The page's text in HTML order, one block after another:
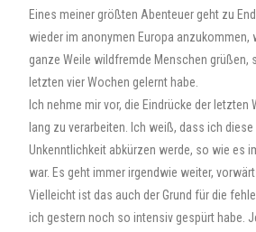
Eines meiner größten Abenteuer geht zu
wieder im anonymen Europa anzukommen,
ganze Weile wildfremde Menschen grüßen,
letzten vier Wochen gelernt habe.
Ich nehme mir vor, die Eindrücke der letzten
lang zu verarbeiten. Ich weiß, dass ich
Unkenntlichkeit abkürzen werde, so wie es
war. Es geht immer irgendwie weiter,
Vielleicht ist das auch der Grund für die
ich gestern noch so intensiv gespürt habe.